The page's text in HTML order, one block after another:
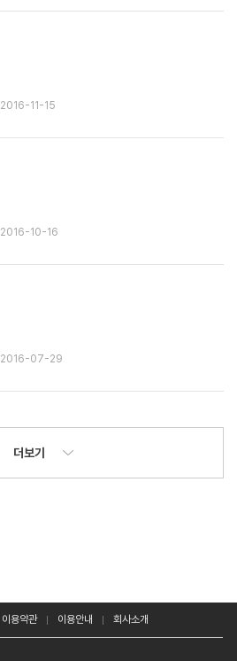
2016-11-15
2016-10-16
2016-07-29
더보기
이용약관 이용안내 회사소개